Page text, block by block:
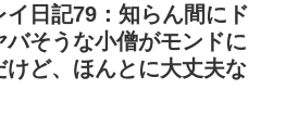
イ日記79：知らん間にド
バそうな小僧がモンドに
ど、ほんとに大丈夫な